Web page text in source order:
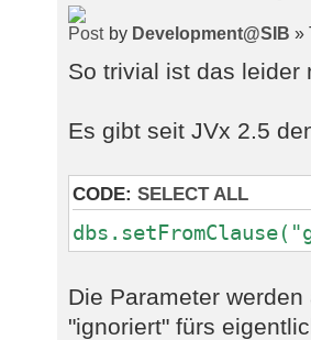
by Development@SIB »
So trivial ist das leider
Es gibt seit JVx 2.5
CODE: SELECT ALL
Die Parameter
"ignoriert" fürs